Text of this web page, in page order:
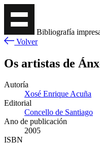
Bibliografía
Volver
Os artistas de
Autoría
Xosé Enrique Acuña
Editorial
Concello de Santiago
Ano de publicación
2005
ISBN